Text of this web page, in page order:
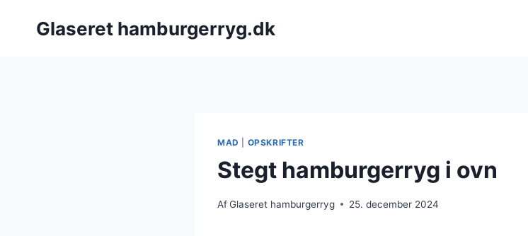
Glaseret hamburgerryg.dk
MAD OPSKRIFTER
Stegt hamburgerryg i ovn
AfGlaseret hamburgerryg 25. december 2024